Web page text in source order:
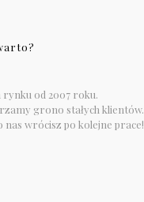
rynku od 2007 roku.
grono stałych klientów.
nas wrócisz po kolejne prace!